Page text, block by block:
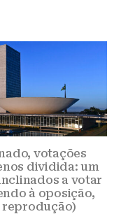
votações
dividida: um
a votar
à oposição,
reprodução)